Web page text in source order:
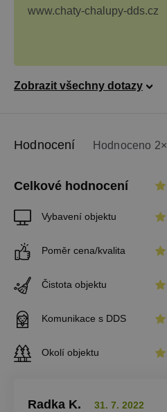
www.chaty-chalupy-dds.cz
Zobrazit všechny dotazy
Hodnocení Hodnoceno 2×
Celkové hodnocení
Vybavení objektu
Poměr cena/kvalita
Čistota objektu
Komunikace s DDS
Okolí objektu
Radka K. 31. 7. 2022